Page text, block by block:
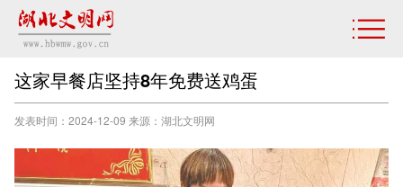
这家早餐店坚持8年免费送鸡蛋
发表时间：2024-12-09 来源：湖北文明网